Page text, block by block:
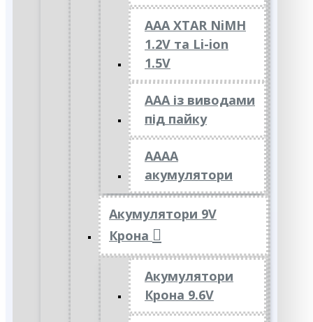
AAA XTAR NiMH
1.2V та Li-ion
1.5V
ААА із виводами
під пайку
АААА
акумулятори
Акумулятори 9V
Крона
Акумулятори
Крона 9.6V